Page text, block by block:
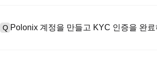
Q Polonix 계정을 만들고 KYC 인증을 완